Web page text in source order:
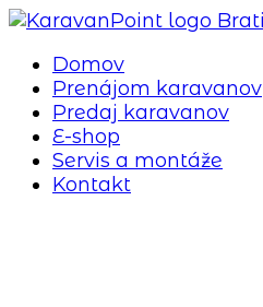
Preskočiť
obsahDomov
Prenájom karavanov
Predaj karavanov
E-shop
Servis a montáže
Kontakt